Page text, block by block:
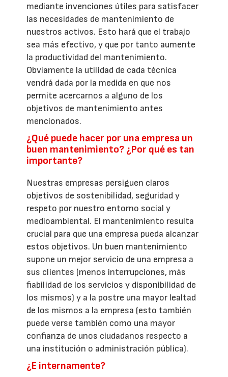
mediante invenciones útiles para satisfacer
las necesidades de mantenimiento de
nuestros activos. Esto hará que el trabajo
sea más efectivo, y que por tanto aumente
la productividad del mantenimiento.
Obviamente la utilidad de cada técnica
vendrá dada por la medida en que nos
permite acercarnos a alguno de los
objetivos de mantenimiento antes
mencionados.
¿Qué puede hacer por una empresa un
buen mantenimiento? ¿Por qué es tan
importante?
Nuestras empresas persiguen claros
objetivos de sostenibilidad, seguridad y
respeto por nuestro entorno social y
medioambiental. El mantenimiento resulta
crucial para que una empresa pueda alcanzar
estos objetivos. Un buen mantenimiento
supone un mejor servicio de una empresa a
sus clientes (menos interrupciones, más
fiabilidad de los servicios y disponibilidad de
los mismos) y a la postre una mayor lealtad
de los mismos a la empresa (esto también
puede verse también como una mayor
confianza de unos ciudadanos respecto a
una institución o administración pública).
¿E internamente?